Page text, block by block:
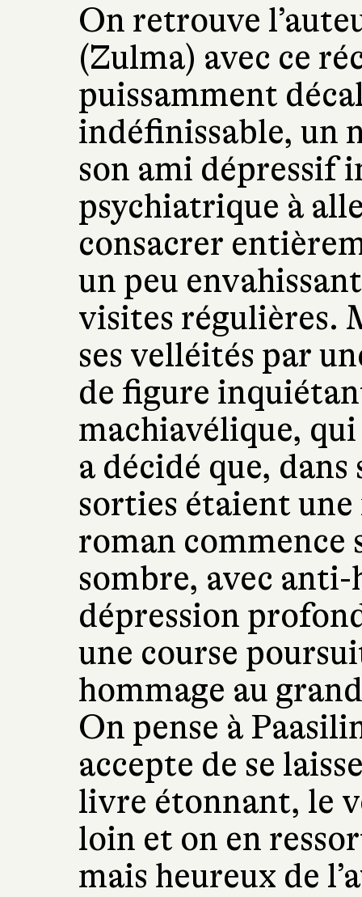
On retrouve
(Zulma) avec ce
puissamment
indéfinissable, un
son ami dépressif
psychiatrique à
consacrer
un peu
visites régulières.
ses velléités par
de figure
machiavélique,
a décidé que, dans
sorties étaient
roman commence
sombre, avec
dépression
une course
hommage au
On pense à
accepte de se
livre étonnant, le
loin et on en
mais heureux de